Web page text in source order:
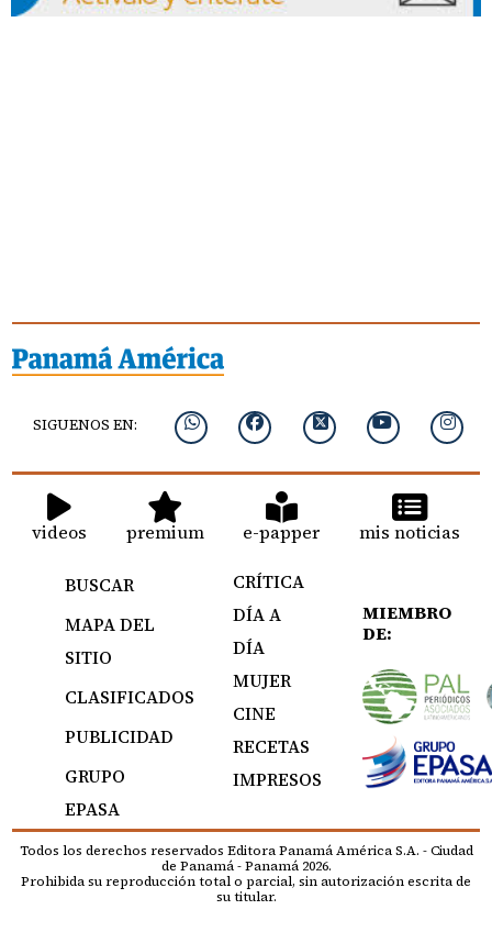
SIGUENOS EN:
videos premium e-papper mis noticias
BUSCAR
MAPA DEL
SITIO
CLASIFICADOS
PUBLICIDAD
GRUPO
EPASA
CRÍTICA
DÍA A
DÍA
MUJER
CINE
RECETAS
IMPRESOS
MIEMBRO
DE:
Todos los derechos reservados Editora Panamá América S.A. - Ciudad
de Panamá - Panamá 2026.
Prohibida su reproducción total o parcial, sin autorización escrita de
su titular.